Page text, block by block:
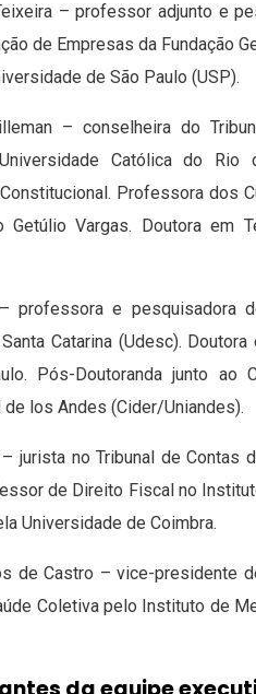
– professor adjunto e
de Empresas da Fundação
de São Paulo (USP).
– conselheira do
Católica do
Professora dos
Getúlio Vargas. Doutora em
professora e pesquisadora
Catarina (Udesc).
Pós-Doutoranda junto ao
los Andes (Cider/Uniandes).
jurista no Tribunal de Contas
de Direito Fiscal no
Universidade de Coimbra.
de Castro – vice-presidente
Coletiva pelo Instituto de